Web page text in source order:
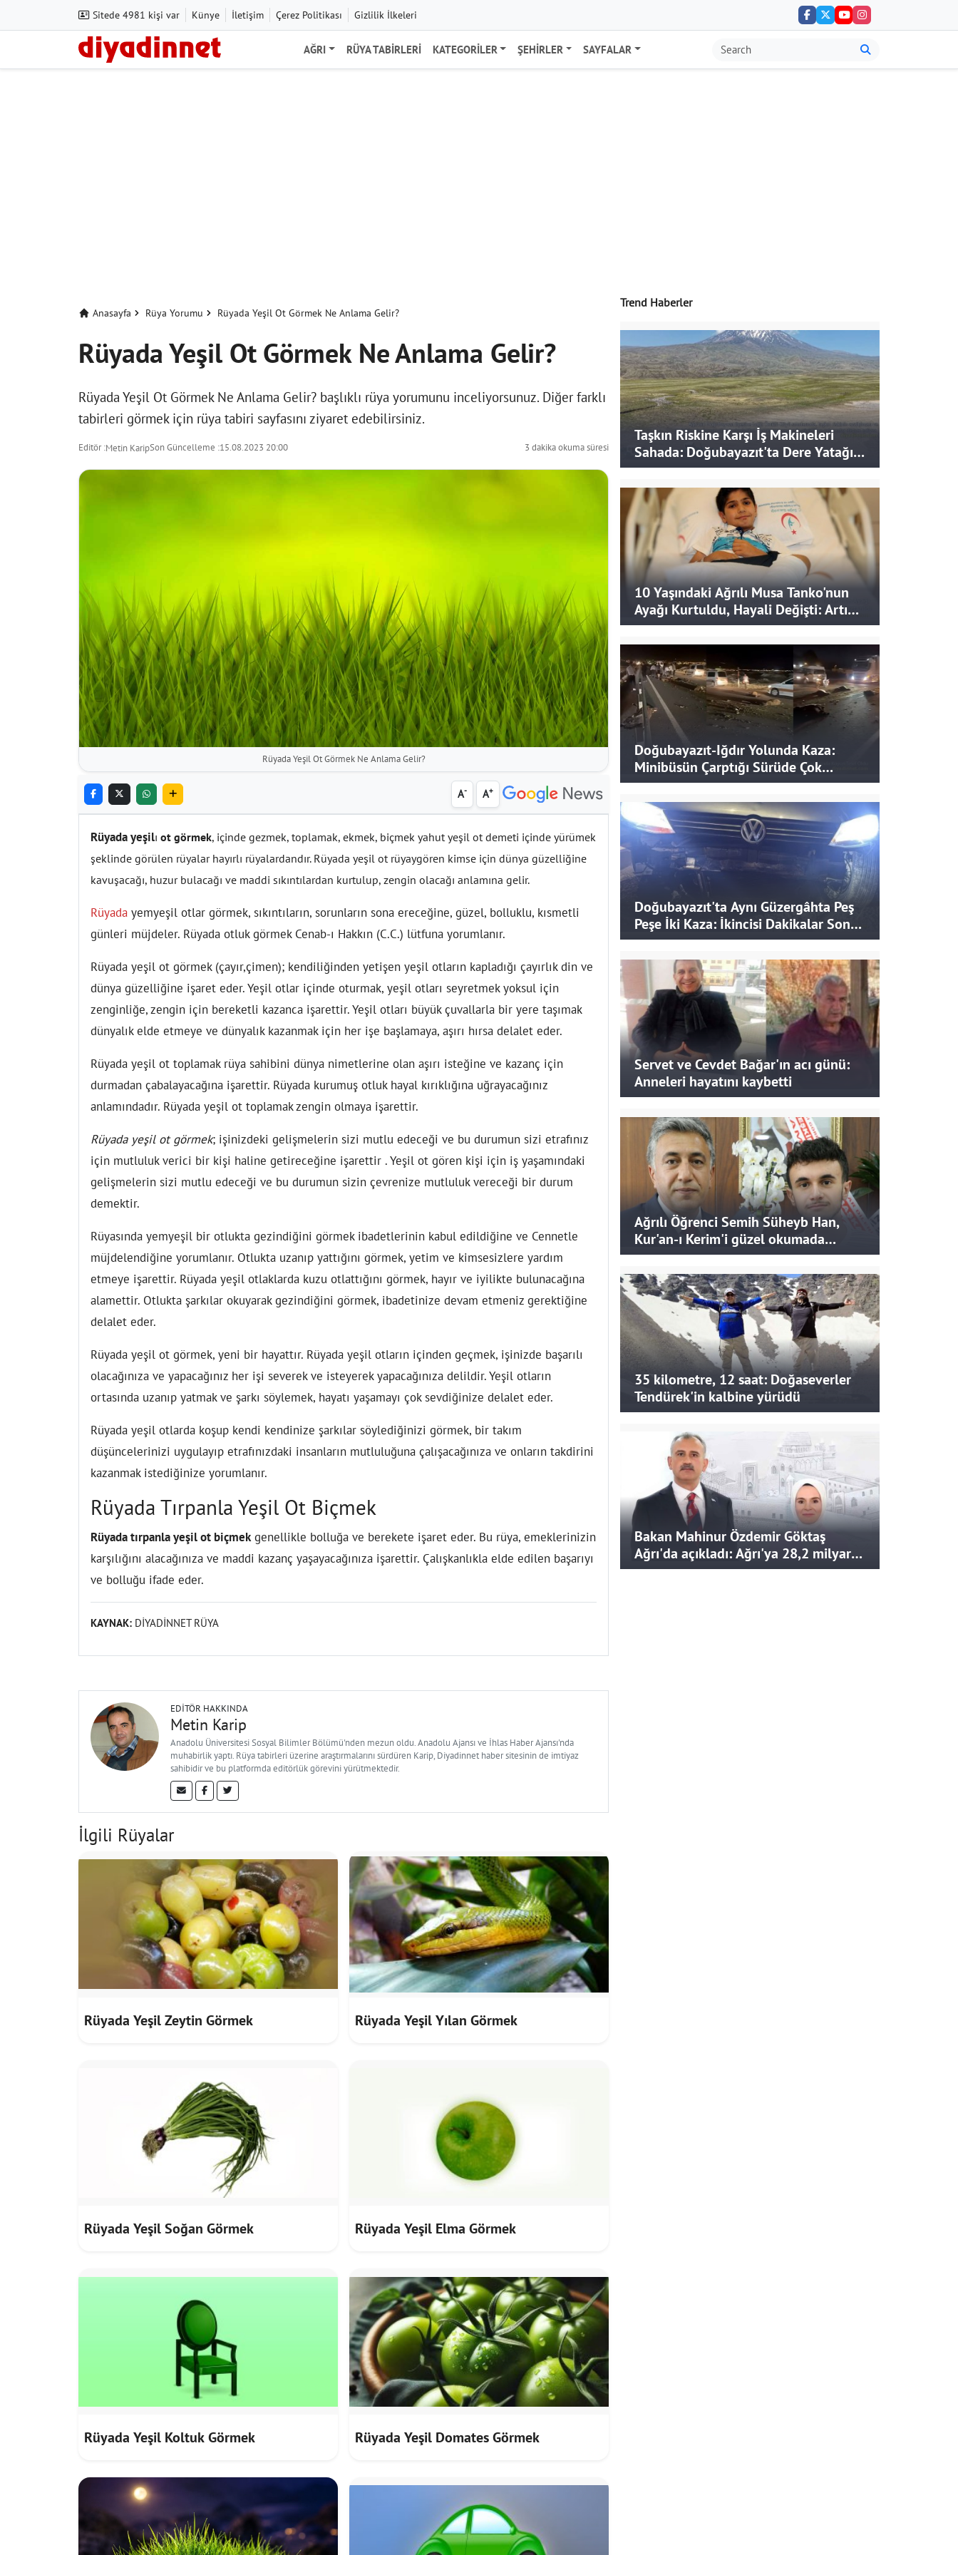
Sitede 4981 kişi var Künye İletişim Çerez Politikası Gizlilik İlkeleri
AĞRI RÜYA TABIRLERI KATEGORILER ŞEHIRLER SAYFALAR
Anasayfa Rüya Yorumu Rüyada Yeşil Ot Görmek Ne Anlama Gelir?
Rüyada Yeşil Ot Görmek Ne Anlama Gelir?
Rüyada Yeşil Ot Görmek Ne Anlama Gelir? başlıklı rüya yorumunu inceliyorsunuz. Diğer farklı
tabirleri görmek için rüya tabiri sayfasını ziyaret edebilirsiniz.
Editör :Metin KaripSon Güncelleme :15.08.2023 20:00 3 dakika okuma süresi
Rüyada Yeşil Ot Görmek Ne Anlama Gelir?
A- A+
Rüyada yeşilı ot görmek, içinde gezmek, toplamak, ekmek, biçmek yahut yeşil ot demeti içinde yürümek
şeklinde görülen rüyalar hayırlı rüyalardandır. Rüyada yeşil ot rüyaygören kimse için dünya güzelliğine
kavuşacağı, huzur bulacağı ve maddi sıkıntılardan kurtulup, zengin olacağı anlamına gelir.
Rüyada yemyeşil otlar görmek, sıkıntıların, sorunların sona ereceğine, güzel, bolluklu, kısmetli
günleri müjdeler. Rüyada otluk görmek Cenab-ı Hakkın (C.C.) lütfuna yorumlanır.
Rüyada yeşil ot görmek (çayır,çimen); kendiliğinden yetişen yeşil otların kapladığı çayırlık din ve
dünya güzelliğine işaret eder. Yeşil otlar içinde oturmak, yeşil otları seyretmek yoksul için
zenginliğe, zengin için bereketli kazanca işarettir. Yeşil otları büyük çuvallarla bir yere taşımak
dünyalık elde etmeye ve dünyalık kazanmak için her işe başlamaya, aşırı hırsa delalet eder.
Rüyada yeşil ot toplamak rüya sahibini dünya nimetlerine olan aşırı isteğine ve kazanç için
durmadan çabalayacağına işarettir. Rüyada kurumuş otluk hayal kırıklığına uğrayacağınız
anlamındadır. Rüyada yeşil ot toplamak zengin olmaya işarettir.
Rüyada yeşil ot görmek; işinizdeki gelişmelerin sizi mutlu edeceği ve bu durumun sizi etrafınız
için mutluluk verici bir kişi haline getireceğine işarettir . Yeşil ot gören kişi için iş yaşamındaki
gelişmelerin sizi mutlu edeceği ve bu durumun sizin çevrenize mutluluk vereceği bir durum
demektir.
Rüyasında yemyeşil bir otlukta gezindiğini görmek ibadetlerinin kabul edildiğine ve Cennetle
müjdelendiğine yorumlanır. Otlukta uzanıp yattığını görmek, yetim ve kimsesizlere yardım
etmeye işarettir. Rüyada yeşil otlaklarda kuzu otlattığını görmek, hayır ve iyilikte bulunacağına
alamettir. Otlukta şarkılar okuyarak gezindiğini görmek, ibadetinize devam etmeniz gerektiğine
delalet eder.
Rüyada yeşil ot görmek, yeni bir hayattır. Rüyada yeşil otların içinden geçmek, işinizde başarılı
olacağınıza ve yapacağınız her işi severek ve isteyerek yapacağınıza delildir. Yeşil otların
ortasında uzanıp yatmak ve şarkı söylemek, hayatı yaşamayı çok sevdiğinize delalet eder.
Rüyada yeşil otlarda koşup kendi kendinize şarkılar söylediğinizi görmek, bir takım
düşüncelerinizi uygulayıp etrafınızdaki insanların mutluluğuna çalışacağınıza ve onların takdirini
kazanmak istediğinize yorumlanır.
Rüyada Tırpanla Yeşil Ot Biçmek
Rüyada tırpanla yeşil ot biçmekgenellikle bolluğa ve berekete işaret eder. Bu rüya, emeklerinizin
karşılığını alacağınıza ve maddi kazanç yaşayacağınıza işarettir. Çalışkanlıkla elde edilen başarıyı
ve bolluğu ifade eder.
KAYNAK: DİYADİNNET RÜYA
EDITÖR HAKKINDA
Metin Karip
Anadolu Üniversitesi Sosyal Bilimler Bölümü'nden mezun oldu. Anadolu Ajansı ve İhlas Haber Ajansı'nda
muhabirlik yaptı. Rüya tabirleri üzerine araştırmalarını sürdüren Karip, Diyadinnet haber sitesinin de imtiyaz
sahibidir ve bu platformda editörlük görevini yürütmektedir.
İlgili Rüyalar
Rüyada Yeşil Zeytin Görmek Rüyada Yeşil Yılan Görmek
Rüyada Yeşil Soğan Görmek Rüyada Yeşil Elma Görmek
Rüyada Yeşil Koltuk Görmek Rüyada Yeşil Domates Görmek
Trend Haberler
Taşkın Riskine Karşı İş Makineleri
Sahada: Doğubayazıt'ta Dere Yatağı
Genişletiliyor
10 Yaşındaki Ağrılı Musa Tanko'nun
Ayağı Kurtuldu, Hayali Değişti: Artık
Doktor Olmak İstiyor
Doğubayazıt-Iğdır Yolunda Kaza:
Minibüsün Çarptığı Sürüde Çok
Sayıda Koyun Telef Oldu
Doğubayazıt'ta Aynı Güzergâhta Peş
Peşe İki Kaza: İkincisi Dakikalar Sonra
Yaşandı
Servet ve Cevdet Bağar'ın acı günü:
Anneleri hayatını kaybetti
Ağrılı Öğrenci Semih Süheyb Han,
Kur'an-ı Kerim'i güzel okumada
Türkiye ikincisi oldu
35 kilometre, 12 saat: Doğaseverler
Tendürek'in kalbine yürüdü
Bakan Mahinur Özdemir Göktaş
Ağrı'da açıkladı: Ağrı'ya 28,2 milyar
liralık yatırım ve destek sağlandı